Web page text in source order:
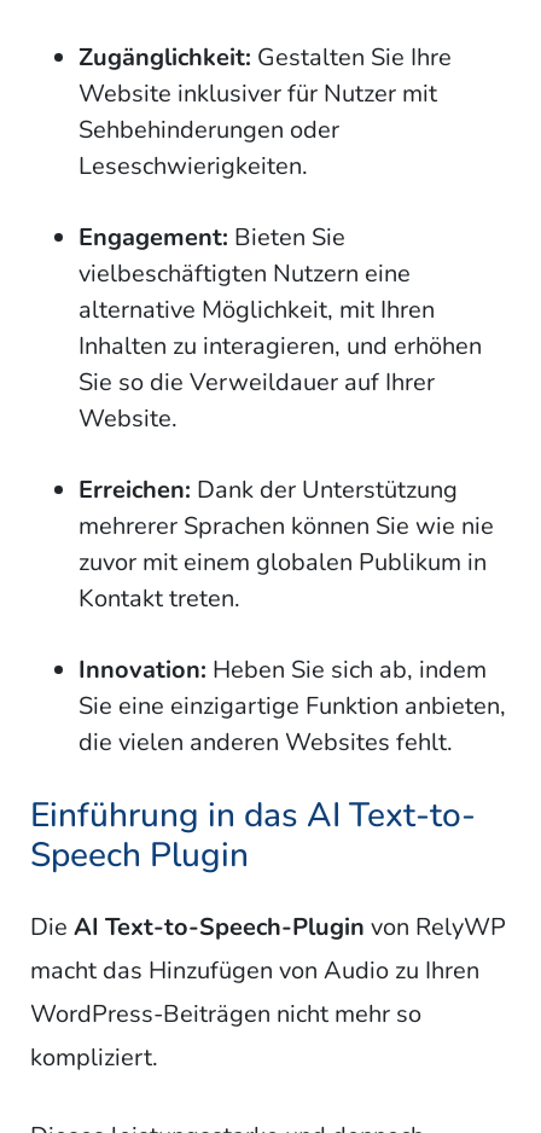
Zugänglichkeit: Gestalten Sie Ihre
Website inklusiver für Nutzer mit
Sehbehinderungen oder
Leseschwierigkeiten.
Engagement: Bieten Sie
vielbeschäftigten Nutzern eine
alternative Möglichkeit, mit Ihren
Inhalten zu interagieren, und erhöhen
Sie so die Verweildauer auf Ihrer
Website.
Erreichen: Dank der Unterstützung
mehrerer Sprachen können Sie wie nie
zuvor mit einem globalen Publikum in
Kontakt treten.
Innovation: Heben Sie sich ab, indem
Sie eine einzigartige Funktion anbieten,
die vielen anderen Websites fehlt.
Einführung in das AI Text-to-
Speech Plugin
Die AI Text-to-Speech-Plugin von RelyWP
macht das Hinzufügen von Audio zu Ihren
WordPress-Beiträgen nicht mehr so
kompliziert.